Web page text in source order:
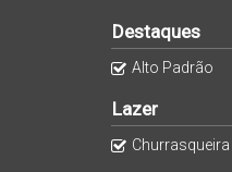
Destaques
Alto Padrão
Lazer
Churrasqueira